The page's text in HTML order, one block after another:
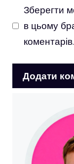
Зберегти
в цьому
коментарів.